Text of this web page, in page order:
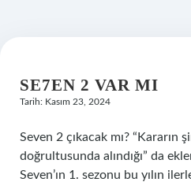
SE7EN 2 VAR MI
Tarih: Kasım 23, 2024
Seven 2 çıkacak mı? “Kararın
doğrultusunda alındığı” da
Seven’ın 1. sezonu bu yılın